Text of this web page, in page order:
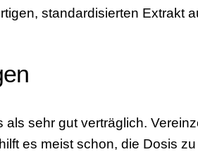
standardisierten Extrakt
sehr gut verträglich.
es meist schon, die Dosis